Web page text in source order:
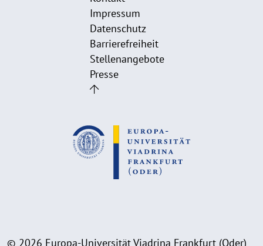
Impressum
Datenschutz
Barrierefreiheit
Stellenangebote
Presse
© 2026 Europa-Universität Viadrina Frankfurt (Oder)